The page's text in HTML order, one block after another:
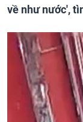
về như nước',